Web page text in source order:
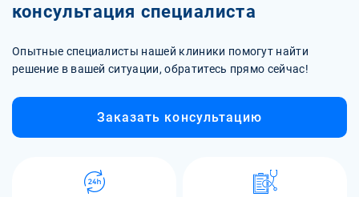
консультация специалиста
Опытные специалисты нашей клиники помогут найти
решение в вашей ситуации, обратитесь прямо сейчас!
Заказать консультацию